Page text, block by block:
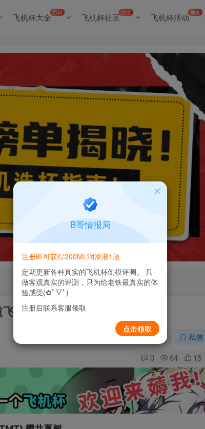
飞机杯大全百科 飞机杯社区交流 飞机杯活动抽奖
机杯测评报告
关注 私信
0 64 15
B哥情报局
注册即可获得200ML润滑液1瓶
定期更新各种真实的飞机杯倒模评测。 只
做客观真实的评测，只为给老铁最真实的体
验感受(✿ﾟ▽ﾟ)
注册后联系客服领取
点击领取